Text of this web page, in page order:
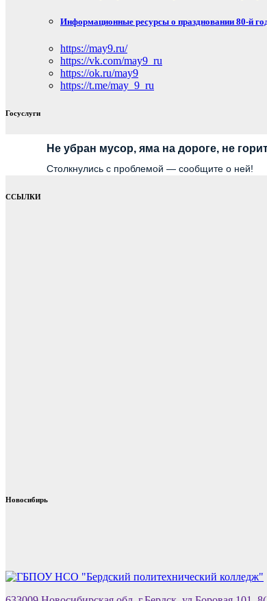
Информационные ресурсы о праздновании 80-й
https://may9.ru/
https://vk.com/may9_ru
https://ok.ru/may9
https://t.me/may_9_ru
Госуслуги
Не убран мусор, яма на дороге, не
Столкнулись с проблемой — сообщите о ней!
ССЫЛКИ
Новосибирь